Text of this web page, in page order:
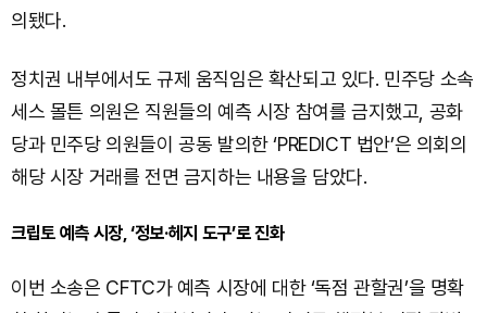
의됐다.
정치권 내부에서도 규제 움직임은 확산되고 있다. 민주당 소속
세스 몰튼 의원은 직원들의 예측 시장 참여를 금지했고, 공화
당과 민주당 의원들이 공동 발의한 ‘PREDICT 법안’은 의회의
해당 시장 거래를 전면 금지하는 내용을 담았다.
크립토 예측 시장, ‘정보·헤지 도구’로 진화
이번 소송은 CFTC가 예측 시장에 대한 ‘독점 관할권’을 명확